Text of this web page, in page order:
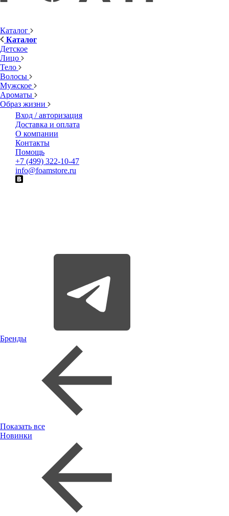
Каталог
Каталог
Детское
Лицо
Тело
Волосы
Мужское
Ароматы
Образ жизни
Вход / авторизация
Доставка и оплата
О компании
Контакты
Помощь
+7 (499) 322-10-47
info@foamstore.ru
Бренды
Показать все
Новинки